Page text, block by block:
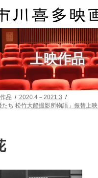
上映作品
作品
2020.4－2021.3
たち 松竹大船撮影所物語」振替上映